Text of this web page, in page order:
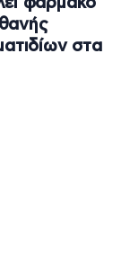
φάρμακο
στα